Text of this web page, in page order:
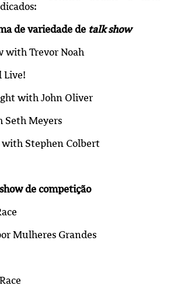
de variedade de talk show
with Trevor Noah
Live!
with John Oliver
Seth Meyers
with Stephen Colbert
de competição
Mulheres Grandes